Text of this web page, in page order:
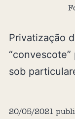
Privatização
sob
20/05/2021